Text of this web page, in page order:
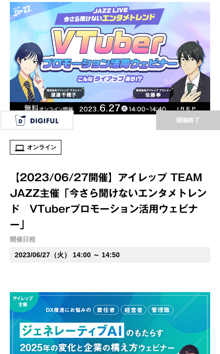
開催終了
オンライン
【2023/06/27開催】アイレップ TEAM
JAZZ主催「今さら聞けないエンタメトレン
ド VTuberプロモーション活用ウェビナ
ー」
開催日程
2023/06/27（火） 14:00 ～ 14:50